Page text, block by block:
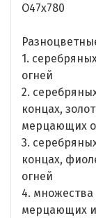
O47х780
1.
огней
2.
концах,
мерцающих
3.
концах,
огней
4.
мерцающих и